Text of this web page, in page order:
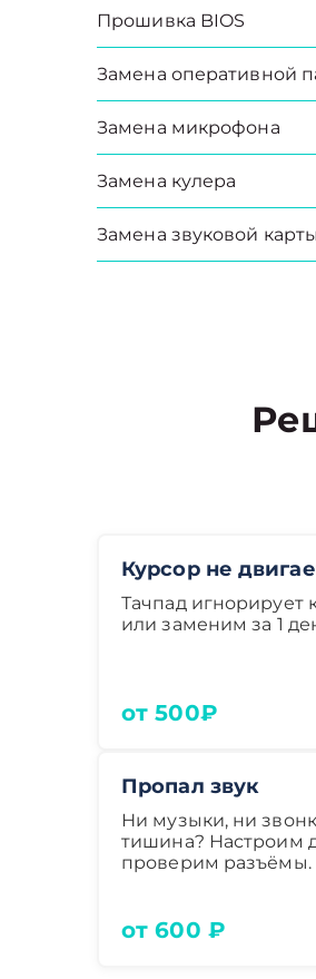
Прошивка BIOS
Замена оперативной
Замена микрофона
Замена кулера
Замена звуковой карты
Курсор не
Тачпад игнорирует
или заменим за 1
от 500₽
Пропал звук
Ни музыки, ни
тишина? Настроим
проверим разъёмы.
от 600 ₽